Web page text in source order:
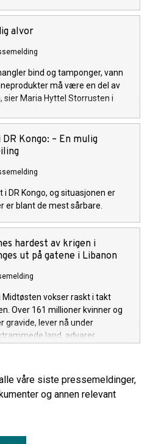
alvor
bind og tamponger, vann
må være en del av
Maria Hyttel Storrusten i
Kongo: – En mulig
DR Kongo, og situasjonen er
er blant de mest sårbare.
hardest av krigen i
ut på gatene i Libanon
vokser raskt i takt
Over 161 millioner kvinner og
gravide, lever nå under
land, advarer
våre siste pressemeldinger,
og annen relevant